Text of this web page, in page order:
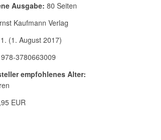
Ausgabe: 80 Seiten
Kaufmann Verlag
1. (1. August 2017)
978-3780663009
empfohlenes Alter:
EUR